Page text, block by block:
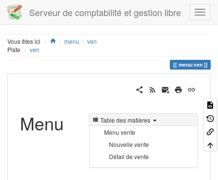
Serveur de comptabilité et gestion libre
Vous êtes ici Home
menu
ven
Piste
ven
menu:ven
Table des matières
Menu vente
Nouvelle vente
Détail de vente
Menu